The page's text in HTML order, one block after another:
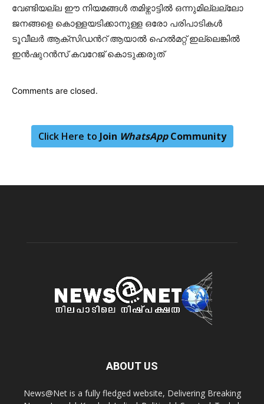
വേണ്ടിയല്ല ഈ നിയമങ്ങൾ തമിഴ്നാട്ടിൽ ഒന്നുമില്ലല്ലോ
ജനങ്ങളെ കൊള്ളയടിക്കാനുള്ള ഒരോ പരിപാടികൾ
ടൂവീലർ ആക്സിഡൻറ് ആയാൽ ഹെൽമറ്റ് ഇല്ലെങ്കിൽ
ഇൻഷുറൻസ് കവറേജ് കൊടുക്കരുത്
Comments are closed.
Click Here to Join WhatsAppCommunity
ABOUT US
News@Net is a fully fledged website, Delivering Breaking